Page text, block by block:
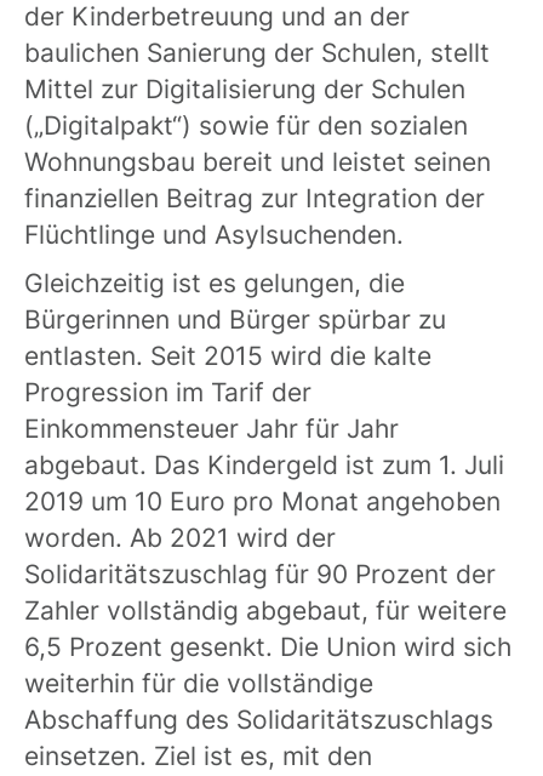
der Kinderbetreuung und an der
baulichen Sanierung der Schulen, stellt
Mittel zur Digitalisierung der Schulen
(„Digitalpakt“) sowie für den sozialen
Wohnungsbau bereit und leistet seinen
finanziellen Beitrag zur Integration der
Flüchtlinge und Asylsuchenden.
Gleichzeitig ist es gelungen, die
Bürgerinnen und Bürger spürbar zu
entlasten. Seit 2015 wird die kalte
Progression im Tarif der
Einkommensteuer Jahr für Jahr
abgebaut. Das Kindergeld ist zum 1. Juli
2019 um 10 Euro pro Monat angehoben
worden. Ab 2021 wird der
Solidaritätszuschlag für 90 Prozent der
Zahler vollständig abgebaut, für weitere
6,5 Prozent gesenkt. Die Union wird sich
weiterhin für die vollständige
Abschaffung des Solidaritätszuschlags
einsetzen. Ziel ist es, mit den